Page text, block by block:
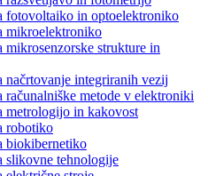
fotovoltaiko in optoelektroniko
mikroelektroniko
mikrosenzorske strukture in
načrtovanje integriranih vezij
računalniške metode v elektroniki
metrologijo in kakovost
robotiko
biokibernetiko
slikovne tehnologije